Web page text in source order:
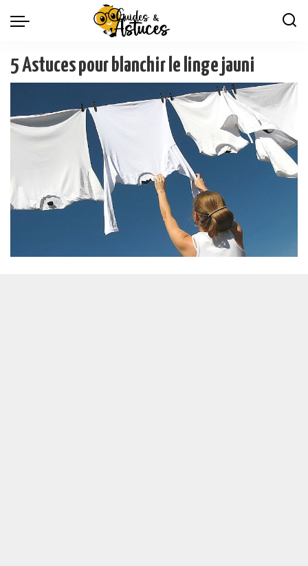
5 Astuces pour blanchir le linge jauni